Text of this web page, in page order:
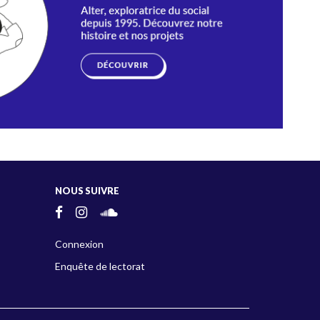
NOUS SUIVRE
Connexion
Enquête de lectorat